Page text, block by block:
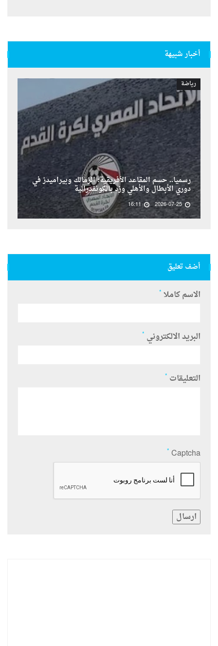
أخبار شبيهة
رياضة
رسمياً.. حسم المقاعد الأفريقية: الزمالك وبيراميدز في
دوري الأبطال والأهلي وزد بالكونفدرالية
2026-07-25
16:11
أضف تعليق
الاسم كاملا *
البريد الالكتروني *
التعليقات *
Captcha
*
ارسال